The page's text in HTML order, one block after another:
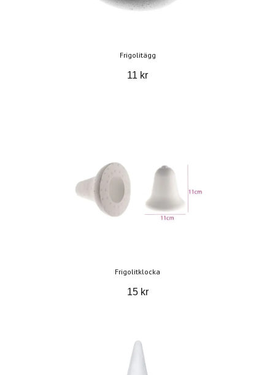
Frigolitägg
11 kr
Frigolitklocka
15 kr